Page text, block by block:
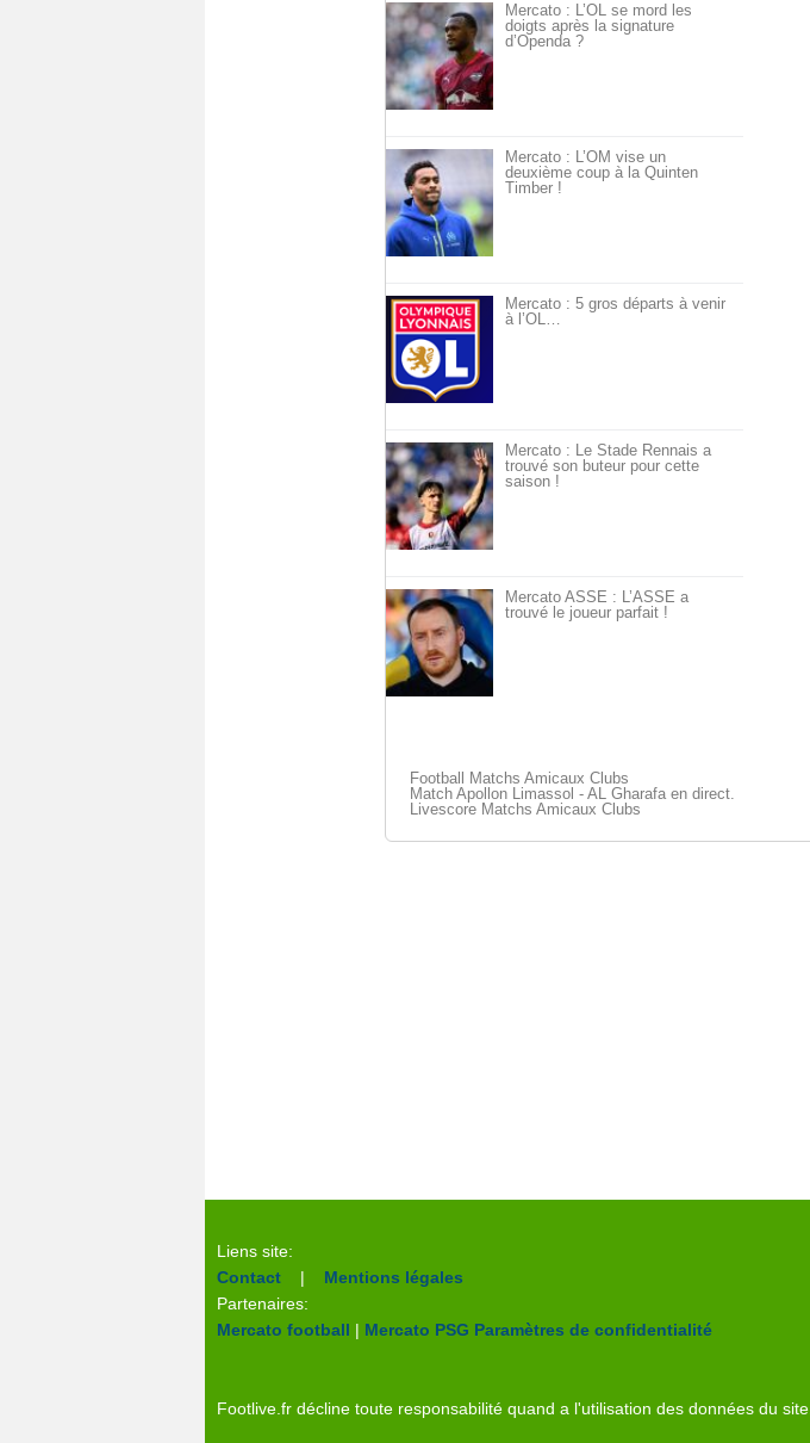
Mercato : L’OL se mord les
doigts après la signature
d’Openda ?
Mercato : L’OM vise un
deuxième coup à la Quinten
Timber !
Mercato : 5 gros départs à venir
à l’OL…
Mercato : Le Stade Rennais a
trouvé son buteur pour cette
saison !
Mercato ASSE : L’ASSE a
trouvé le joueur parfait !
Football Matchs Amicaux Clubs
Match Apollon Limassol - AL Gharafa en direct.
Livescore Matchs Amicaux Clubs
Liens site:
Contact | Mentions légales
Partenaires:
Mercato football | Mercato PSG Paramètres de confidentialité
Footlive.fr décline toute responsabilité quand a l'utilisation des données du site.